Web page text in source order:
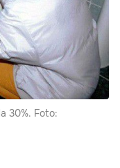
30%. Foto: